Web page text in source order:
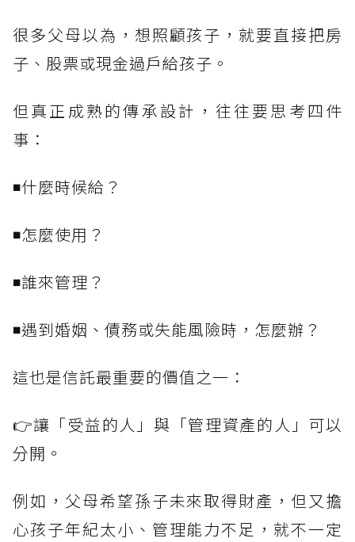
很多父母以為，想照顧孩子，就要直接把房
子、股票或現金過戶給孩子。
但真正成熟的傳承設計，往往要思考四件
事：
◾什麼時候給？
◾怎麼使用？
◾誰來管理？
◾遇到婚姻、債務或失能風險時，怎麼辦？
這也是信託最重要的價值之一：
👉讓「受益的人」與「管理資產的人」可以
分開。
例如，父母希望孫子未來取得財產，但又擔
心孩子年紀太小、管理能力不足，就不一定